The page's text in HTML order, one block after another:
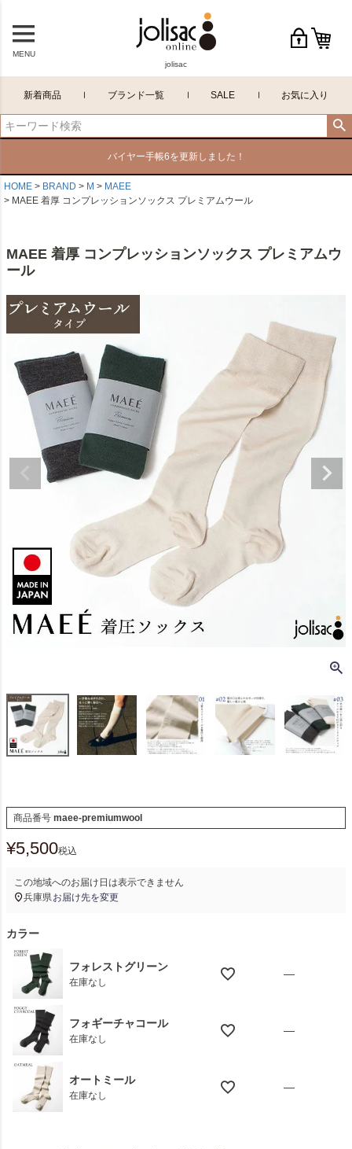
MENU
jolisac
新着商品 ブランド一覧 SALE お気に入り
バイヤー手帳6を更新しました！
HOME BRAND M
MAEE
MAEE 着厚 コンプレッションソックス プレミアムウール
MAEE 着厚 コンプレッションソックス プレミアムウ
ール
商品番号 maee-premiumwool
¥5,500税込
この地域へのお届け日は表示できません
兵庫県お届け先を変更
カラー
フォレストグリーン
在庫なし
—
フォギーチャコール
在庫なし
—
オートミール
在庫なし
—